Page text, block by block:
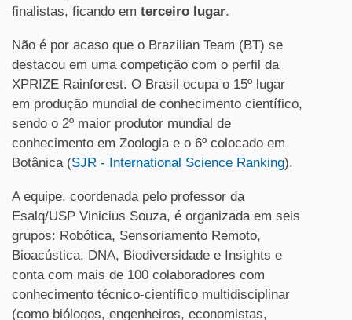
finalistas, ficando em terceiro lugar.
Não é por acaso que o Brazilian Team (BT) se
destacou em uma competição com o perfil da
XPRIZE Rainforest. O Brasil ocupa o 15º lugar
em produção mundial de conhecimento científico,
sendo o 2º maior produtor mundial de
conhecimento em Zoologia e o 6º colocado em
Botânica (SJR - International Science Ranking).
A equipe, coordenada pelo professor da
Esalq/USP Vinicius Souza, é organizada em seis
grupos: Robótica, Sensoriamento Remoto,
Bioacústica, DNA, Biodiversidade e Insights e
conta com mais de 100 colaboradores com
conhecimento técnico-científico multidisciplinar
(como biólogos, engenheiros, economistas,